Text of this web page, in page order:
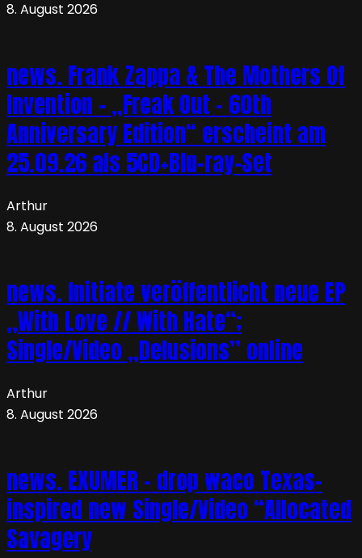
8. August 2026
news. Frank Zappa & The Mothers Of
Invention – „Freak Out – 60th
Anniversary Edition“ erscheint am
25.09.26 als 5CD+Blu-ray-Set
Arthur
8. August 2026
news. Initiate veröffentlicht neue EP
„With Love // With Hate“;
Single/Video „Delusions” online
Arthur
8. August 2026
news. EXUMER – drop waco Texas-
inspired new Single/Video “Allocated
Savagery